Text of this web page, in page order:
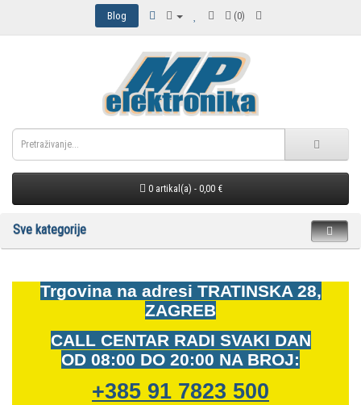
Blog (0)
0 artikal(a) - 0,00 €
Sve kategorije
Trgovina na adresi TRATINSKA 28,
ZAGREB
CALL CENTAR RADI SVAKI DAN
OD 08:00 DO 20:00 NA BROJ:
+385 91 7823 500